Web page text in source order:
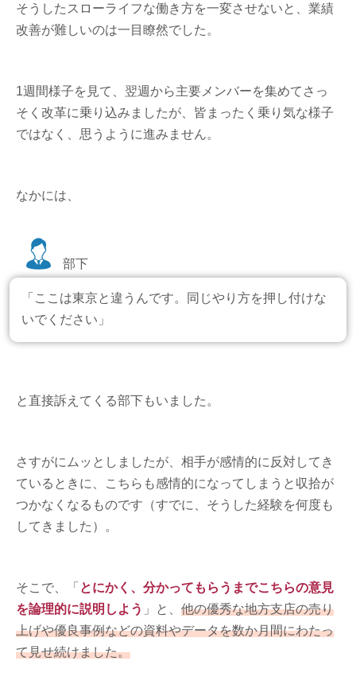
そうしたスローライフな働き方を一変させないと、業績
改善が難しいのは一目瞭然でした。
1週間様子を見て、翌週から主要メンバーを集めてさっ
そく改革に乗り込みましたが、皆まったく乗り気な様子
ではなく、思うように進みません。
なかには、
部下
「ここは東京と違うんです。同じやり方を押し付けな
いでください」
と直接訴えてくる部下もいました。
さすがにムッとしましたが、相手が感情的に反対してき
ているときに、こちらも感情的になってしまうと収拾が
つかなくなるものです（すでに、そうした経験を何度も
してきました）。
そこで、「 とにかく、分かってもらうまでこちらの意見
を論理的に説明しよう 」と、 他の優秀な地方支店の売り
上げや優良事例などの資料やデータを数か月間にわたっ
て見せ続けました。